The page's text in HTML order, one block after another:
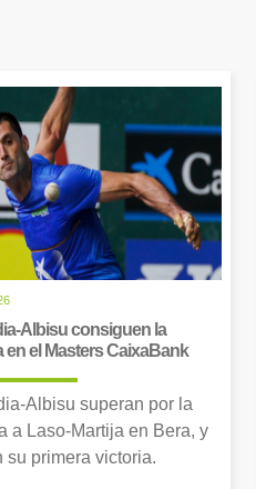
Albisu consiguen la
en el Masters CaixaBank
Albisu superan por la
a Laso-Martija en Bera, y
su primera victoria.